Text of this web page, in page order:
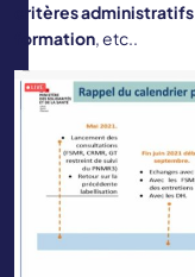
critères administratifs
formation, etc..